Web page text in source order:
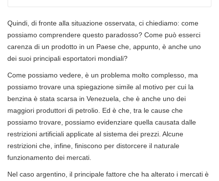
Quindi, di fronte alla situazione osservata, ci chiediamo: come
possiamo comprendere questo paradosso? Come può esserci
carenza di un prodotto in un Paese che, appunto, è anche uno
dei suoi principali esportatori mondiali?
Come possiamo vedere, è un problema molto complesso, ma
possiamo trovare una spiegazione simile al motivo per cui la
benzina è stata scarsa in Venezuela, che è anche uno dei
maggiori produttori di petrolio. Ed è che, tra le cause che
possiamo trovare, possiamo evidenziare quella causata dalle
restrizioni artificiali applicate al sistema dei prezzi. Alcune
restrizioni che, infine, finiscono per distorcere il naturale
funzionamento dei mercati.
Nel caso argentino, il principale fattore che ha alterato i mercati è